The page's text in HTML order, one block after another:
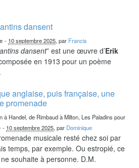
dansent
- 10 septembre 2025, par Francis
dansent” est une œuvre d’Erik
en 1913 pour un poème
anglaise, puis française, une
promenade
à Handel, de Rimbaud à Milton, Les Paladins pour
- 10 septembre 2025, par Dominique
musicale resté chez soi par
temps, par exemple. Ou estropié, ce
souhaite à personne. D.M.